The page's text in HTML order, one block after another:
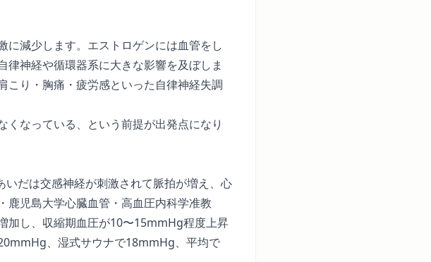
減少します。エストロゲンには血管をし
神経や循環器系に大きな影響を及ぼしま
こり・胸痛・疲労感といった自律神経失調
なっている、という前提が出発点になり
だは交感神経が刺激されて脈拍が増え、心
鹿児島大学心臓血管・高血圧内科学准教
加し、収縮期血圧が10〜15mmHg程度上昇
、湿式サウナで18mmHg、平均で